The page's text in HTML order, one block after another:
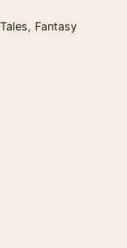
, Fantasy